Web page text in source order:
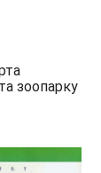
зоопарку